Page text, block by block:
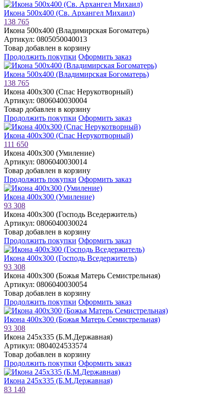
Икона 500х400 (Св. Архангел Михаил)
138 765
Икона 500х400 (Владимирская Богоматерь)
Артикул: 0805050040013
Товар добавлен в корзину
Продолжить покупки Оформить заказ
Икона 500х400 (Владимирская Богоматерь)
138 765
Икона 400х300 (Спас Нерукотворный)
Артикул: 0806040030004
Товар добавлен в корзину
Продолжить покупки Оформить заказ
Икона 400х300 (Спас Нерукотворный)
111 650
Икона 400х300 (Умиление)
Артикул: 0806040030014
Товар добавлен в корзину
Продолжить покупки Оформить заказ
Икона 400х300 (Умиление)
93 308
Икона 400х300 (Господь Вседержитель)
Артикул: 0806040030024
Товар добавлен в корзину
Продолжить покупки Оформить заказ
Икона 400х300 (Господь Вседержитель)
93 308
Икона 400х300 (Божья Матерь Семистрельная)
Артикул: 0806040030054
Товар добавлен в корзину
Продолжить покупки Оформить заказ
Икона 400х300 (Божья Матерь Семистрельная)
93 308
Икона 245х335 (Б.М.Державная)
Артикул: 0804024533574
Товар добавлен в корзину
Продолжить покупки Оформить заказ
Икона 245х335 (Б.М.Державная)
83 140